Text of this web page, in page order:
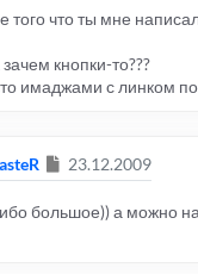
того что ты мне
зачем кнопки-то???
имаджами с линком
Сообщение
23.12.2009
большое)) а можно